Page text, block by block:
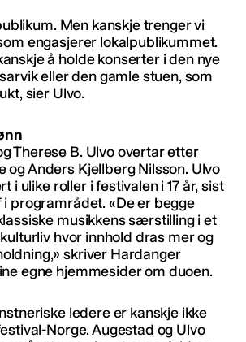
Men kanskje trenger vi
engasjerer lokalpublikummet.
å holde konserter i den nye
eller den gamle stuen, som
sier Ulvo.
Therese B. Ulvo overtar etter
og Anders Kjellberg Nilsson. Ulvo
i ulike roller i festivalen i 17 år, sist
programrådet. «De er begge
musikkens særstilling i et
hvor innhold dras mer og
skriver Hardanger
egne hjemmesider om duoen.
ledere er kanskje ikke
Norge. Augestad og Ulvo